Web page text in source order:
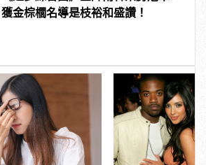
獲金棕櫚名導是枝裕和盛讚！